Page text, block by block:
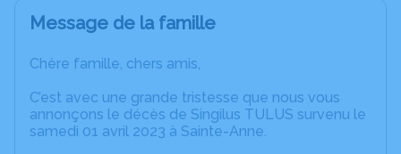
Message de la famille
Chère famille, chers amis,
C’est avec une grande tristesse que nous vous
annonçons le décès de Singilus TULUS survenu le
samedi 01 avril 2023 à Sainte-Anne.